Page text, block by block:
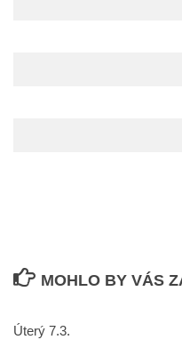
MOHLO BY VÁS
Úterý 7.3.